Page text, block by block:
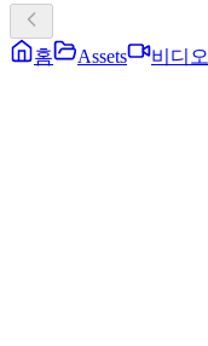
홈 Assets 비디오